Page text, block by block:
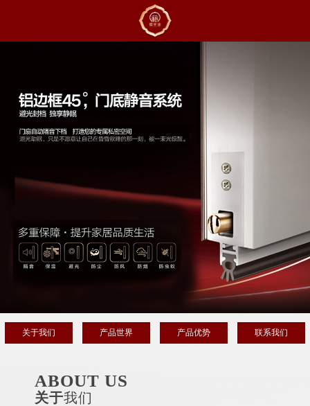
关于我们 产品世界 产品优势 联系我们
ABOUT US
关于我们